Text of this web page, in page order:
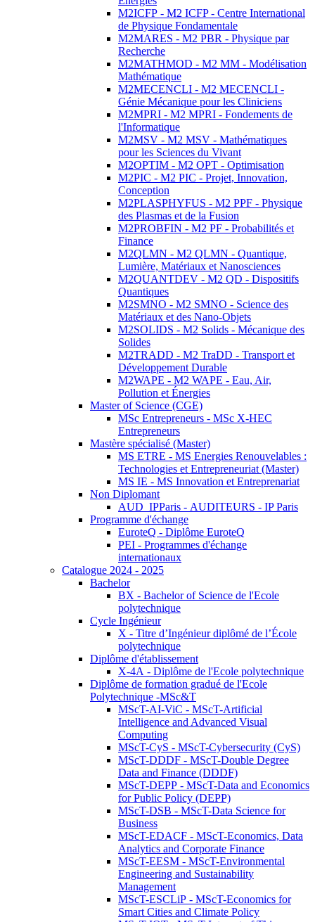
M2ICFP - M2 ICFP - Centre International
de Physique Fondamentale
M2MARES - M2 PBR - Physique par
Recherche
M2MATHMOD - M2 MM - Modélisation
Mathématique
M2MECENCLI - M2 MECENCLI -
Génie Mécanique pour les Cliniciens
M2MPRI - M2 MPRI - Fondements de
l'Informatique
M2MSV - M2 MSV - Mathématiques
pour les Sciences du Vivant
M2OPTIM - M2 OPT - Optimisation
M2PIC - M2 PIC - Projet, Innovation,
Conception
M2PLASPHYFUS - M2 PPF - Physique
des Plasmas et de la Fusion
M2PROBFIN - M2 PF - Probabilités et
Finance
M2QLMN - M2 QLMN - Quantique,
Lumière, Matériaux et Nanosciences
M2QUANTDEV - M2 QD - Dispositifs
Quantiques
M2SMNO - M2 SMNO - Science des
Matériaux et des Nano-Objets
M2SOLIDS - M2 Solids - Mécanique des
Solides
M2TRADD - M2 TraDD - Transport et
Développement Durable
M2WAPE - M2 WAPE - Eau, Air,
Pollution et Énergies
Master of Science (CGE)
MSc Entrepreneurs - MSc X-HEC
Entrepreneurs
Mastère spécialisé (Master)
MS ETRE - MS Energies Renouvelables :
Technologies et Entrepreneuriat (Master)
MS IE - MS Innovation et Entreprenariat
Non Diplomant
AUD_IPParis - AUDITEURS - IP Paris
Programme d'échange
EuroteQ - Diplôme EuroteQ
PEI - Programmes d'échange
internationaux
Catalogue 2024 - 2025
Bachelor
BX - Bachelor of Science de l'Ecole
polytechnique
Cycle Ingénieur
X - Titre d’Ingénieur diplômé de l’École
polytechnique
Diplôme d'établissement
X-4A - Diplôme de l'Ecole polytechnique
Diplôme de formation gradué de l'Ecole
Polytechnique -MSc&T
MScT-AI-ViC - MScT-Artificial
Intelligence and Advanced Visual
Computing
MScT-CyS - MScT-Cybersecurity (CyS)
MScT-DDDF - MScT-Double Degree
Data and Finance (DDDF)
MScT-DEPP - MScT-Data and Economics
for Public Policy (DEPP)
MScT-DSB - MScT-Data Science for
Business
MScT-EDACF - MScT-Economics, Data
Analytics and Corporate Finance
MScT-EESM - MScT-Environmental
Engineering and Sustainability
Management
MScT-ESCLiP - MScT-Economics for
Smart Cities and Climate Policy